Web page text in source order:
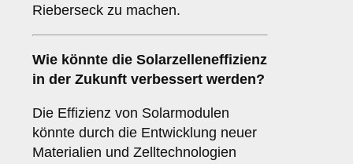
Rieberseck zu machen.
Wie könnte die Solarzelleneffizienz
in der Zukunft verbessert werden?
Die Effizienz von Solarmodulen
könnte durch die Entwicklung neuer
Materialien und Zelltechnologien